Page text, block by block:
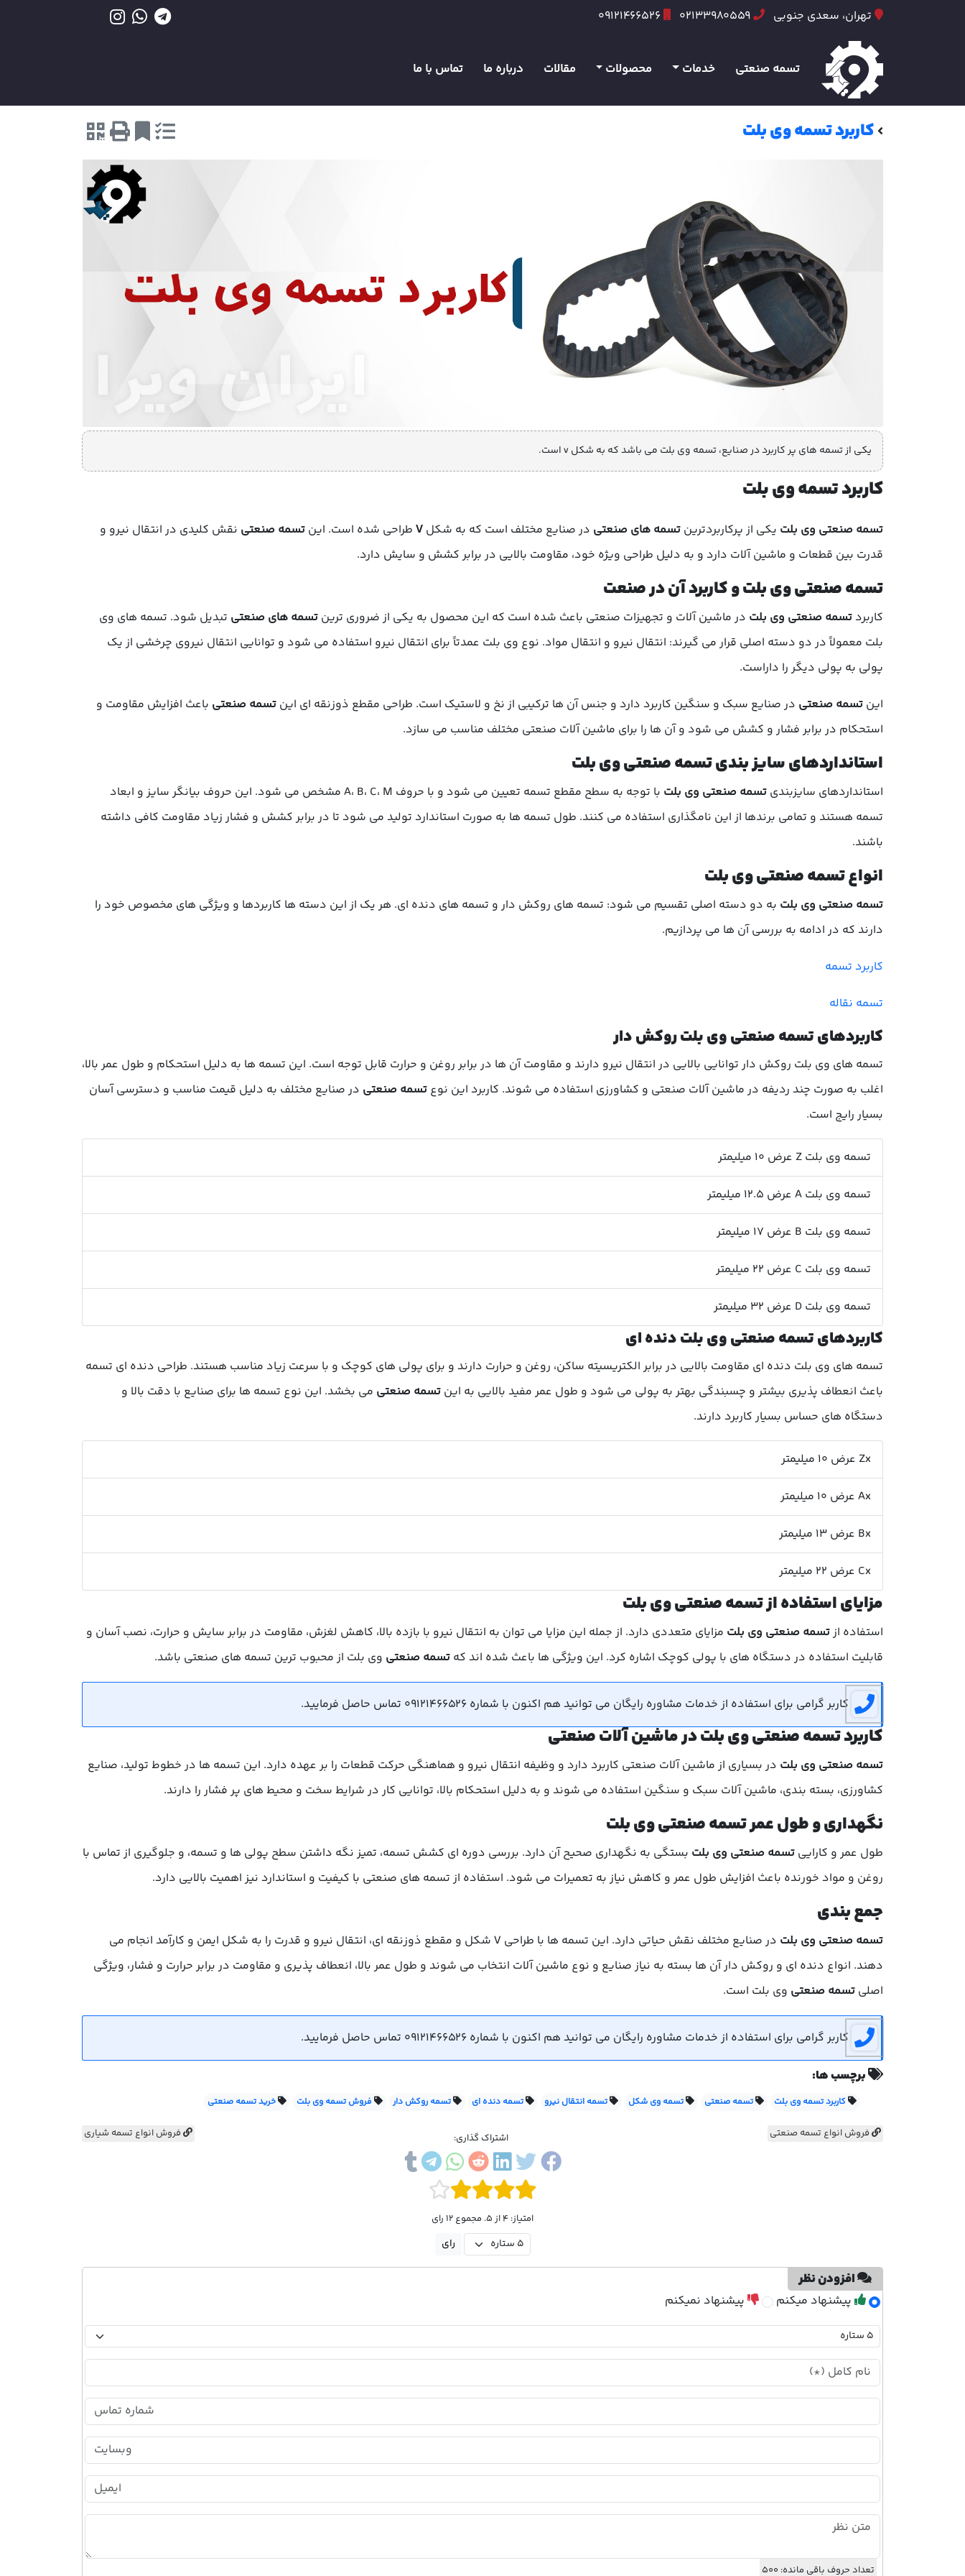
تهران، سعدی جنوبی 02133980559
09121466526
تسمه صنعتی خدمات محصولات مقالات درباره ما تماس با ما
کاربرد تسمه وی بلت
یکی از تسمه های پر کاربرد در صنایع، تسمه وی بلت می باشد که به شکل v است.
کاربرد تسمه وی بلت
تسمه صنعتی وی بلت یکی از پرکاربردترین تسمه های صنعتی در صنایع مختلف است که به شکل V طراحی شده است. این تسمه صنعتی نقش کلیدی در انتقال نیرو و
قدرت بین قطعات و ماشین آلات دارد و به دلیل طراحی ویژه خود، مقاومت بالایی در برابر کشش و سایش دارد.
تسمه صنعتی وی بلت و کاربرد آن در صنعت
کاربرد تسمه صنعتی وی بلت در ماشین آلات و تجهیزات صنعتی باعث شده است که این محصول به یکی از ضروری ترین تسمه های صنعتی تبدیل شود. تسمه های وی
بلت معمولاً در دو دسته اصلی قرار می گیرند: انتقال نیرو و انتقال مواد. نوع وی بلت عمدتاً برای انتقال نیرو استفاده می شود و توانایی انتقال نیروی چرخشی از یک
پولی به پولی دیگر را داراست.
این تسمه صنعتی در صنایع سبک و سنگین کاربرد دارد و جنس آن ها ترکیبی از نخ و لاستیک است. طراحی مقطع ذوزنقه ای این تسمه صنعتی باعث افزایش مقاومت و
استحکام در برابر فشار و کشش می شود و آن ها را برای ماشین آلات صنعتی مختلف مناسب می سازد.
استانداردهای سایز بندی تسمه صنعتی وی بلت
استانداردهای سایزبندی تسمه صنعتی وی بلت
با توجه به سطح مقطع تسمه تعیین می شود و با حروف A، B، C، M مشخص می شود. این حروف بیانگر سایز و ابعاد
تسمه هستند و تمامی برندها از این نامگذاری استفاده می کنند. طول تسمه ها به صورت استاندارد تولید می شود تا در برابر کشش و فشار زیاد مقاومت کافی داشته
باشند.
انواع تسمه صنعتی وی بلت
تسمه صنعتی وی بلت به دو دسته اصلی تقسیم می شود: تسمه های روکش دار و تسمه های دنده ای. هر یک از این دسته ها کاربردها و ویژگی های مخصوص خود را
دارند که در ادامه به بررسی آن ها می پردازیم.
کاربرد تسمه
تسمه نقاله
کاربردهای تسمه صنعتی وی بلت روکش دار
تسمه های وی بلت روکش دار توانایی بالایی در انتقال نیرو دارند و مقاومت آن ها در برابر روغن و حرارت قابل توجه است. این تسمه ها به دلیل استحکام و طول عمر بالا،
اغلب به صورت چند ردیفه در ماشین آلات صنعتی و کشاورزی استفاده می شوند. کاربرد این نوع تسمه صنعتی در صنایع مختلف به دلیل قیمت مناسب و دسترسی آسان
بسیار رایج است.
تسمه وی بلت Z عرض 10 میلیمتر
تسمه وی بلت A عرض 12.5 میلیمتر
تسمه وی بلت B عرض 17 میلیمتر
تسمه وی بلت C عرض 22 میلیمتر
تسمه وی بلت D عرض 32 میلیمتر
کاربردهای تسمه صنعتی وی بلت دنده ای
تسمه های وی بلت دنده ای مقاومت بالایی در برابر الکتریسیته ساکن، روغن و حرارت دارند و برای پولی های کوچک و با سرعت زیاد مناسب هستند. طراحی دنده ای تسمه
باعث انعطاف پذیری بیشتر و چسبندگی بهتر به پولی می شود و طول عمر مفید بالایی به این تسمه صنعتی می بخشد. این نوع تسمه ها برای صنایع با دقت بالا و
دستگاه های حساس بسیار کاربرد دارند.
Zx عرض 10 میلیمتر
Ax عرض 10 میلیمتر
Bx عرض 13 میلیمتر
Cx عرض 22 میلیمتر
مزایای استفاده از تسمه صنعتی وی بلت
استفاده ازتسمه صنعتی وی بلت مزایای متعددی دارد. از جمله این مزایا می توان به انتقال نیرو با بازده بالا، کاهش لغزش، مقاومت در برابر سایش و حرارت، نصب آسان و
قابلیت استفاده در دستگاه های با پولی کوچک اشاره کرد. این ویژگی ها باعث شده اند که تسمه صنعتی وی بلت از محبوب ترین تسمه های صنعتی باشد.
کاربر گرامی برای استفاده از خدمات مشاوره رایگان می توانید هم اکنون با شماره 09121466526 تماس حاصل فرمایید.
کاربرد تسمه صنعتی وی بلت در ماشین آلات صنعتی
تسمه صنعتی وی بلت در بسیاری از ماشین آلات صنعتی کاربرد دارد و وظیفه انتقال نیرو و هماهنگی حرکت قطعات را بر عهده دارد. این تسمه ها در خطوط تولید، صنایع
کشاورزی، بسته بندی، ماشین آلات سبک و سنگین استفاده می شوند و به دلیل استحکام بالا، توانایی کار در شرایط سخت و محیط های پر فشار را دارند.
نگهداری و طول عمر تسمه صنعتی وی بلت
طول عمر و کارایی تسمه صنعتی وی بلت بستگی به نگهداری صحیح آن دارد. بررسی دوره ای کشش تسمه، تمیز نگه داشتن سطح پولی ها و تسمه، و جلوگیری از تماس با
روغن و مواد خورنده باعث افزایش طول عمر و کاهش نیاز به تعمیرات می شود. استفاده از تسمه های صنعتی با کیفیت و استاندارد نیز اهمیت بالایی دارد.
جمع بندی
تسمه صنعتی وی بلت
در صنایع مختلف نقش حیاتی دارد. این تسمه ها با طراحی V شکل و مقطع ذوزنقه ای، انتقال نیرو و قدرت را به شکل ایمن و کارآمد انجام می
دهند. انواع دنده ای و روکش دار آن ها بسته به نیاز صنایع و نوع ماشین آلات انتخاب می شوند و طول عمر بالا، انعطاف پذیری و مقاومت در برابر حرارت و فشار، ویژگی
اصلی تسمه صنعتی وی بلت است.
کاربر گرامی برای استفاده از خدمات مشاوره رایگان می توانید هم اکنون با شماره 09121466526 تماس حاصل فرمایید.
برچسب ها:
کاربرد تسمه وی بلت تسمه صنعتی تسمه وی شکل تسمه انتقال نیرو تسمه دنده ای تسمه روکش دار فروش تسمه وی بلت خرید تسمه صنعتی
فروش انواع تسمه صنعتی فروش انواع تسمه شیاری اشتراک گذاری:
امتیاز: 4 از 5. مجموع 12 رای
افزودن نظر
پیشنهاد میکنم پیشنهاد نمیکنم
تعداد حروف باقی مانده: 500